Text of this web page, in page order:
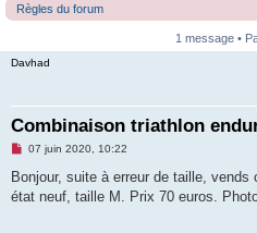
Règles du forum
1 message •
Davhad
Combinaison triathlon
M
s
a
07 juin 2020, 10:22
Bonjour, suite à erreur de taille, vends
état neuf, taille M. Prix 70 euros.